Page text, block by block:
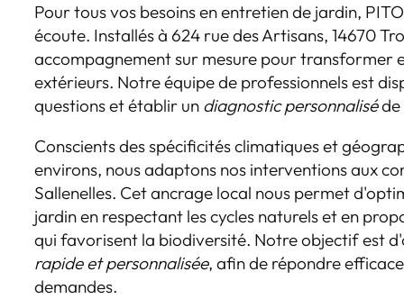
Pour tous vos besoins en entretien de jardin,
écoute. Installés à 624 rue des Artisans, 14670
accompagnement sur mesure pour transformer
extérieurs. Notre équipe de professionnels est
questions et établir un diagnostic personnaliséde
Conscients des spécificités climatiques et
environs, nous adaptons nos interventions aux
Sallenelles. Cet ancrage local nous permet
jardin en respectant les cycles naturels et en
qui favorisent la biodiversité. Notre objectif est
rapide et personnalisée, afin de répondre
demandes.